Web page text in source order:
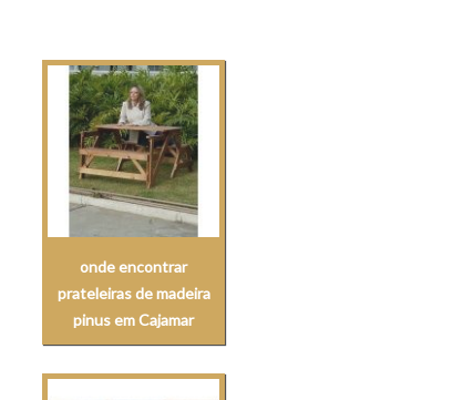
onde encontrar
prateleiras de madeira
pinus em Cajamar